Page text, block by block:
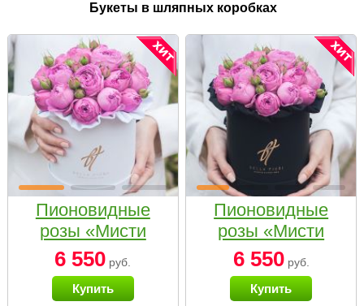
Букеты в шляпных коробках
Пионовидные
розы «Мисти
бабблс» в белой
коробке Small
6 550 руб.
Купить
Пионовидные
розы «Мисти
бабблс» в
черной коробке
Small
6 550руб.
Купить